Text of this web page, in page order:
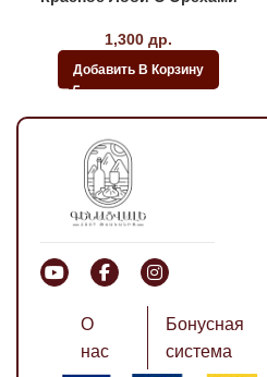
1,300 др.
Добавить В Корзину
О
нас
Бонусная
система